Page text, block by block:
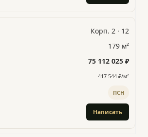
Корп. 2 · 12
179 м²
75 112 025 ₽
417 544 ₽/м²
ПСН
Написать